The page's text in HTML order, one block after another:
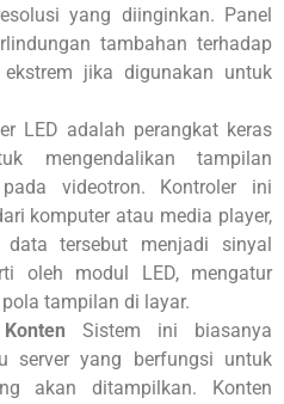
yang diinginkan. Panel
tambahan terhadap
jika digunakan untuk
LED adalah perangkat keras
mengendalikan tampilan
videotron. Kontroler ini
komputer atau media player,
data tersebut menjadi sinyal
oleh modul LED, mengatur
tampilan di layar.
Sistem ini biasanya
server yang berfungsi untuk
akan ditampilkan. Konten